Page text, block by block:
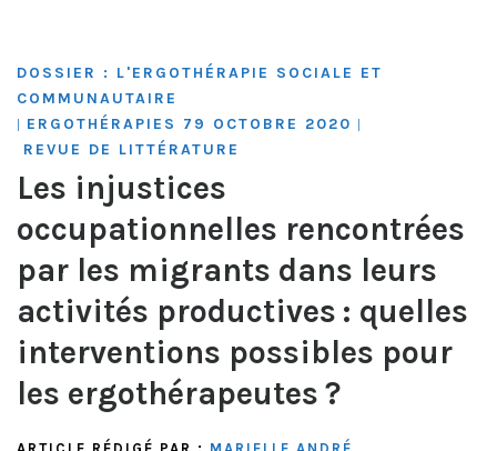
DOSSIER : L'ERGOTHÉRAPIE SOCIALE ET
COMMUNAUTAIRE
| ERGOTHÉRAPIES 79 OCTOBRE 2020 |
REVUE DE LITTÉRATURE
Les injustices
occupationnelles rencontrées
par les migrants dans leurs
activités productives : quelles
interventions possibles pour
les ergothérapeutes ?